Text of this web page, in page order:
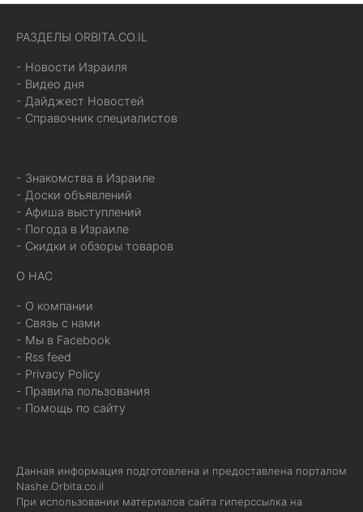
РАЗДЕЛЫ ORBITA.CO.IL
- Новости Израиля
- Видео дня
- Дайджест Новостей
- Справочник специалистов
- Знакомства в Израиле
- Доски объявлений
- Афиша выступлений
- Погода в Израиле
- Скидки и обзоры товаров
О НАС
- О компании
- Связь с нами
- Мы в Facebook
- Rss feed
- Privacy Policy
- Правила пользования
- Помощь по сайту
Данная информация подготовлена и предоставлена порталом
Nashe.Orbita.co.il
При использовании материалов сайта гиперссылка на